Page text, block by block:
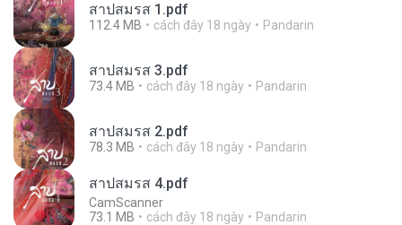
สาปสมรส 1.pdf
112.4 MB cách đây 18 ngày Pandarin
สาปสมรส 3.pdf
73.4 MB cách đây 18 ngày Pandarin
สาปสมรส 2.pdf
78.3 MB cách đây 18 ngày Pandarin
สาปสมรส 4.pdf
CamScanner
73.1 MB
cách đây 18 ngày Pandarin